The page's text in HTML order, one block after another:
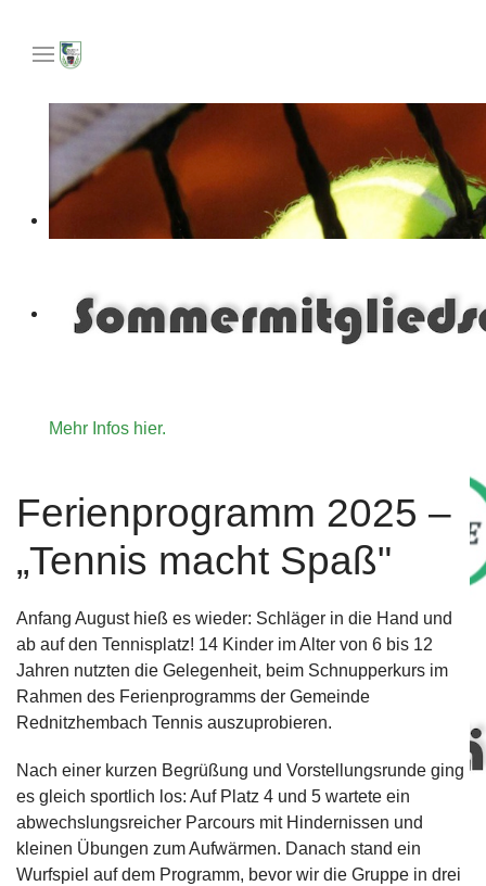
Mehr Infos hier.
Bei unserem Partner "Fitness Complete" erhalten
für das Fit bleiben. Mehr....
Bewegte Impression unseres Vereins. Mehr...
Ferienprogramm 2025 –
„Tennis macht Spaß"
Anfang August hieß es wieder: Schläger in die Hand und
ab auf den Tennisplatz! 14 Kinder im Alter von 6 bis 12
Jahren nutzten die Gelegenheit, beim Schnupperkurs im
Rahmen des Ferienprogramms der Gemeinde
Rednitzhembach Tennis auszuprobieren.
Nach einer kurzen Begrüßung und Vorstellungsrunde ging
es gleich sportlich los: Auf Platz 4 und 5 wartete ein
abwechslungsreicher Parcours mit Hindernissen und
kleinen Übungen zum Aufwärmen. Danach stand ein
Wurfspiel auf dem Programm, bevor wir die Gruppe in drei